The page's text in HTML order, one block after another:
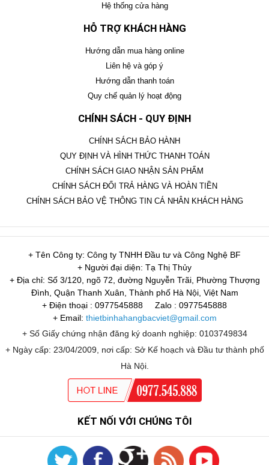
Hệ thống cửa hàng
HỖ TRỢ KHÁCH HÀNG
Hướng dẫn mua hàng online
Liên hệ và góp ý
Hướng dẫn thanh toán
Quy chế quản lý hoạt động
CHÍNH SÁCH - QUY ĐỊNH
CHÍNH SÁCH BẢO HÀNH
QUY ĐỊNH VÀ HÌNH THỨC THANH TOÁN
CHÍNH SÁCH GIAO NHẬN SẢN PHẨM
CHÍNH SÁCH ĐỔI TRẢ HÀNG VÀ HOÀN TIỀN
CHÍNH SÁCH BẢO VỆ THÔNG TIN CÁ NHÂN KHÁCH HÀNG
+ Tên Công ty: Công ty TNHH Đầu tư và Công Nghệ BF
+ Người đại diện: Tạ Thị Thủy
+ Địa chỉ: Số 3/120, ngõ 72, đường Nguyễn Trãi, Phường Thượng
Đình, Quận Thanh Xuân, Thành phố Hà Nội, Việt Nam
+ Điện thoại : 0977545888
Zalo : 0977545888
+ Email: thietbinhahangbacviet@gmail.com
+ Số Giấy chứng nhận đăng ký doanh nghiệp: 0103749834
+ Ngày cấp: 23/04/2009, nơi cấp: Sở Kế hoạch và Đầu tư thành phố
Hà Nội.
KẾT NỐI VỚI CHÚNG TÔI